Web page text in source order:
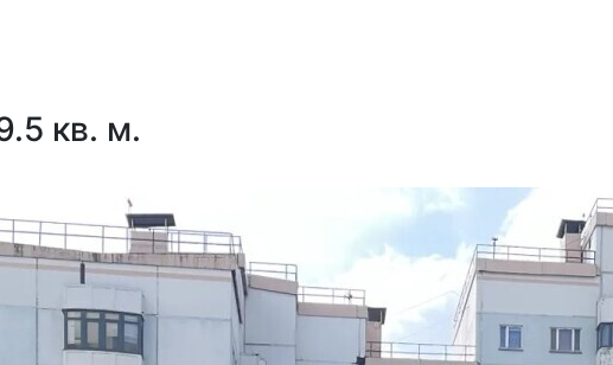
кв. м.